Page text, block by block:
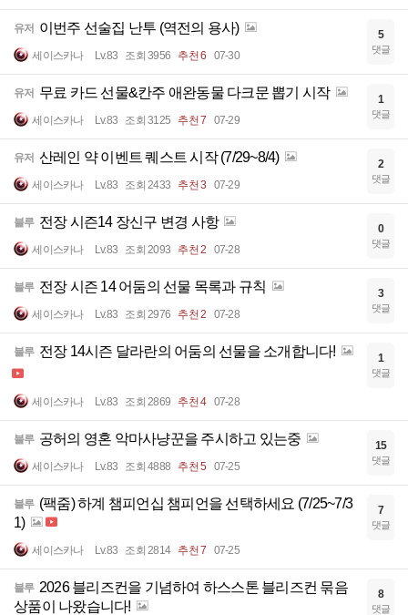
유저 이번주 선술집 난투 (역전의 용사)
세이스카나 Lv.83 조회 3956 추천 6 07-30
5
댓글
유저 무료 카드 선물&칸주 애완동물 다크문 뽑기 시작
세이스카나 Lv.83 조회 3125 추천 7 07-29
1
댓글
유저 산레인 약 이벤트 퀘스트 시작 (7/29~8/4)
세이스카나 Lv.83 조회 2433 추천 3 07-29
2
댓글
블루 전장 시즌14 장신구 변경 사항
세이스카나 Lv.83 조회 2093 추천 2 07-28
0
댓글
블루 전장 시즌 14 어둠의 선물 목록과 규칙
세이스카나 Lv.83 조회 2976 추천 2 07-28
3
댓글
블루 전장 14시즌 달라란의 어둠의 선물을 소개합니다!
세이스카나 Lv.83 조회 2869 추천 4 07-28
1
댓글
블루 공허의 영혼 악마사냥꾼을 주시하고 있는중
세이스카나 Lv.83 조회 4888 추천 5 07-25
15
댓글
블루 (팩줌) 하계 챔피언십 챔피언을 선택하세요 (7/25~7/3
1)
세이스카나 Lv.83 조회 2814 추천 7 07-25
7
댓글
블루 2026 블리즈컨을 기념하여 하스스톤 블리즈컨 묶음
상품이 나왔습니다!
8
댓글